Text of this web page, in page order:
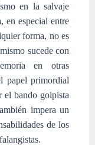
en la salvaje
en especial entre
forma, no es
sucede con
en otras
papel primordial
el bando golpista
impera un
de los